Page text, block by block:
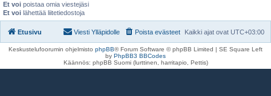
Et voi poistaa omia viestejäsi
Et voi lähettää liitetiedostoja
Etusivu Kaikki ajat ovat UTC+03:00
Poista evästeet
Viesti Ylläpidolle
Keskustelufoorumin ohjelmisto phpBB® Forum Software © phpBB Limited | SE Square Left
by PhpBB3 BBCodes
Käännös: phpBB Suomi (lurttinen, harritapio, Pettis)